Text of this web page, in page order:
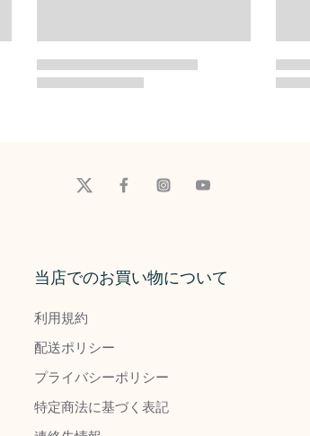
当店でのお買い物について
利用規約
配送ポリシー
プライバシーポリシー
特定商法に基づく表記